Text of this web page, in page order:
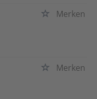
Merken
Merken